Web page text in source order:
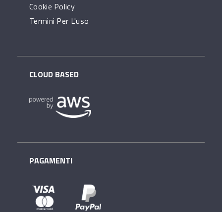
Cookie Policy
Termini Per L'uso
CLOUD BASED
PAGAMENTI